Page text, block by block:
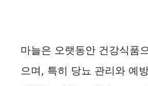
마늘은 오랫동안 건강식품
으며, 특히 당뇨 관리와 예